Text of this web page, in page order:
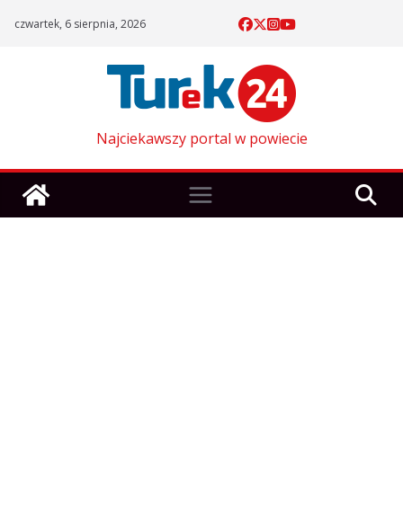
czwartek, 6 sierpnia, 2026
Najciekawszy portal w powiecie